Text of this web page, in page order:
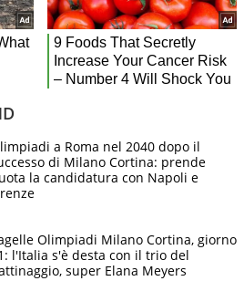
a Roma nel 2040 dopo il
di Milano Cortina: prende
la candidatura con Napoli e
Olimpiadi Milano Cortina, giorno
l'Italia s'è desta con il trio del
super Elana Meyers